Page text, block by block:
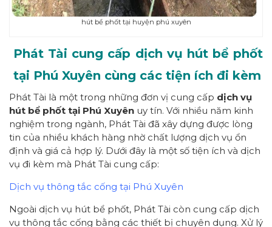
hút bể phốt tại huyện phú xuyên
Phát Tài cung cấp dịch vụ hút bể phốt
tại Phú Xuyên cùng các tiện ích đi kèm
Phát Tài là một trong những đơn vị cung cấp dịch vụ
hút bể phốt tại Phú Xuyên uy tín. Với nhiều năm kinh
nghiệm trong ngành, Phát Tài đã xây dựng được lòng
tin của nhiều khách hàng nhờ chất lượng dịch vụ ổn
định và giá cả hợp lý. Dưới đây là một số tiện ích và dịch
vụ đi kèm mà Phát Tài cung cấp:
Dịch vụ thông tắc cống tại Phú Xuyên
Ngoài dịch vụ hút bể phốt, Phát Tài còn cung cấp dịch
vụ thông tắc cống bằng các thiết bị chuyên dụng. Xử lý